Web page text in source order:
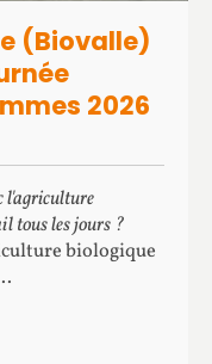
(Biovalle)
2026
l'agriculture
tous les jours ?
biologique